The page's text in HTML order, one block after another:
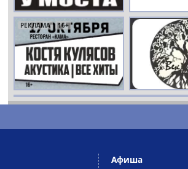
РЕКЛАМА 16+ РЕКЛАМА 16+
Афиша